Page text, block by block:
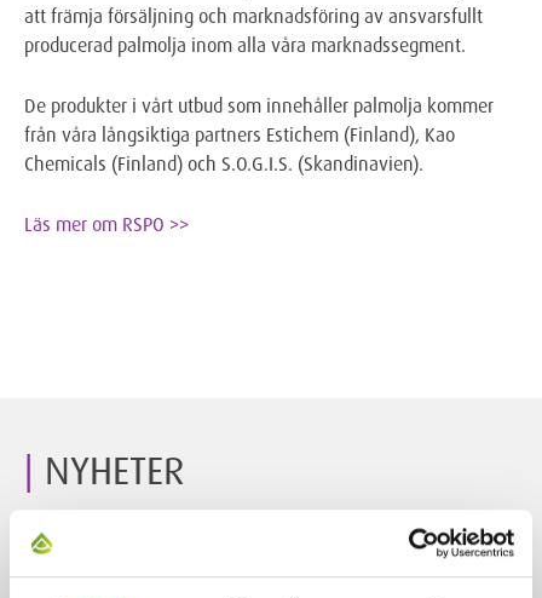
att främja försäljning och marknadsföring av ansvarsfullt
producerad palmolja inom alla våra marknadssegment.
De produkter i vårt utbud som innehåller palmolja kommer
från våra långsiktiga partners Estichem (Finland), Kao
Chemicals (Finland) och S.O.G.I.S. (Skandinavien).
Läs mer om RSPO >>
NYHETER
2.7.2026